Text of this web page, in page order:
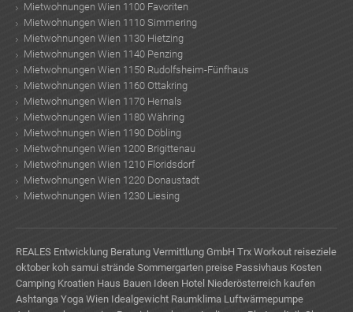
Mietwohnungen Wien 1100 Favoriten
Mietwohnungen Wien 1110 Simmering
Mietwohnungen Wien 1130 Hietzing
Mietwohnungen Wien 1140 Penzing
Mietwohnungen Wien 1150 Rudolfsheim-Fünfhaus
Mietwohnungen Wien 1160 Ottakring
Mietwohnungen Wien 1170 Hernals
Mietwohnungen Wien 1180 Währing
Mietwohnungen Wien 1190 Döbling
Mietwohnungen Wien 1200 Brigittenau
Mietwohnungen Wien 1210 Floridsdorf
Mietwohnungen Wien 1220 Donaustadt
Mietwohnungen Wien 1230 Liesing
REALES Entwicklung Beratung Vermittlung GmbH Trx Workout reiseziele
oktober koh samui strände Sommergarten preise Passivhaus Kosten
Camping Kroatien Haus Bauen Ideen Hotel Niederösterreich kaufen
Ashtanga Yoga Wien Idealgewicht Raumklima Luftwärmepumpe